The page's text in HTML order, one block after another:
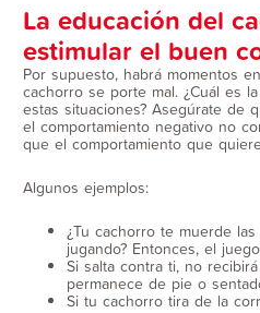
La educación del
estimular el buen
Por supuesto, habrá momentos
cachorro se porte mal. ¿Cuál es
estas situaciones? Asegúrate de
el comportamiento negativo no
que el comportamiento que
Algunos ejemplos:
¿Tu cachorro te muerde
jugando? Entonces, el
Si salta contra ti, no
permanece de pie o
Si tu cachorro tira de la